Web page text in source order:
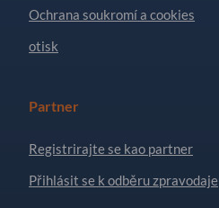
Ochrana soukromí a cookies
otisk
Partner
Registrirajte se kao partner
Přihlásit se k odběru zpravodaje